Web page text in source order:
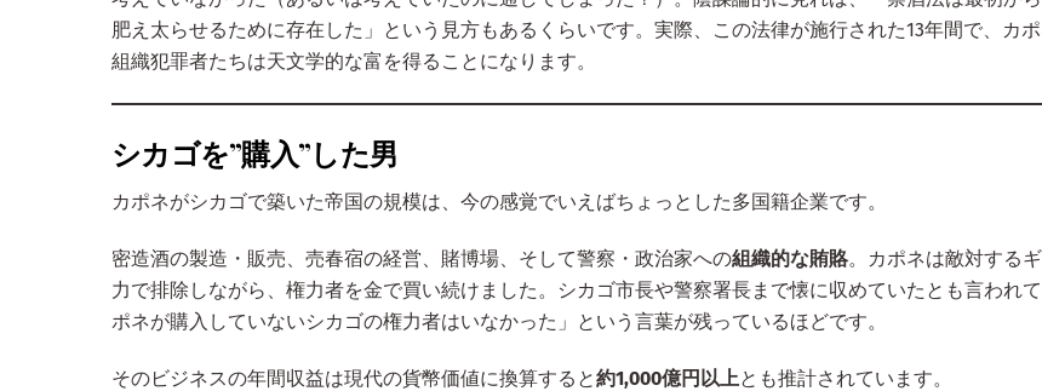
肥え太らせるために存在した」という見方もあるくらいです。実際、この法律が施行された13年間で、カ
組織犯罪者たちは天文学的な富を得ることになります。
シカゴを”購入”した男
カポネがシカゴで築いた帝国の規模は、今の感覚でいえばちょっとした多国籍企業です。
密造酒の製造・販売、売春宿の経営、賭博場、そして警察・政治家への組織的な賄賂。カポネは敵対する
力で排除しながら、権力者を金で買い続けました。シカゴ市長や警察署長まで懐に収めていたとも言われ
ポネが購入していないシカゴの権力者はいなかった」という言葉が残っているほどです。
そのビジネスの年間収益は現代の貨幣価値に換算すると約1,000億円以上とも推計されています。